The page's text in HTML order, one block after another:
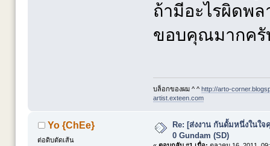
ถ้ามีอะไรผิดพ
ขอบคุณมากค
บล็อกของผม ^ ^ http://arto-
artist.exteen.com
Yo {ChEe}
ต่อดิบตัดเส้น
Re: [ส่งงาน กันดั้มหนึ่งในใ
0 Gundam (SD)